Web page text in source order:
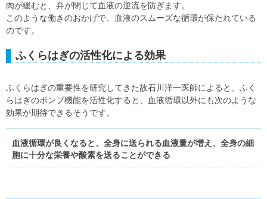
肉が緩むと、弁が閉じて血液の逆流を防ぎます。
このような働きのおかげで、血液のスムーズな循環が保たれている
のです。
ふくらはぎの活性化による効果
ふくらはぎの重要性を研究してきた故石川洋一医師によると、ふく
らはぎのポンプ機能を活性化すると、血液循環以外にも次のような
効果が期待できるそうです。
血液循環が良くなると、全身に送られる血液量が増え、全身の細
胞に十分な栄養や酸素を送ることができる